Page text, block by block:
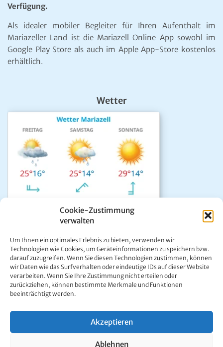
Cookie-Zustimmung
verwalten
Um Ihnen ein optimales Erlebnis zu bieten, verwenden wir
Technologien wie Cookies, um Geräteinformationen zu speichern bzw.
darauf zuzugreifen. Wenn Sie diesen Technologien zustimmen, können
wir Daten wie das Surfverhalten oder eindeutige IDs auf dieser Website
verarbeiten. Wenn Sie Ihre Zustimmung nicht erteilen oder
zurückziehen, können bestimmte Merkmale und Funktionen
beeinträchtigt werden.
Akzeptieren
Ablehnen
Verfügung.
Als idealer mobiler Begleiter für Ihren Aufenthalt im
Mariazeller Land ist die Mariazell Online App sowohl im
Google Play Store als auch im Apple App-Store kostenlos
erhältlich.
Wetter
Das aktuelle Wetter in Mariazell
Unwetter Warnzentrale
Satellitenbild GeoSphere
ÖAMTC Verkehrsservice
Ing. Werner Girrer | Wiener Straße 64 | A-8630 Mariazell |